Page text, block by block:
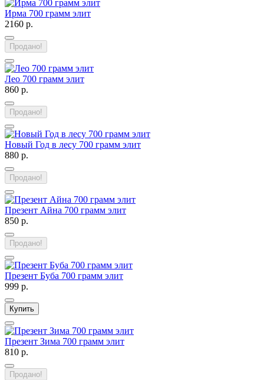
Ирма 700 грамм элит
2160 р.
Продано!
Лео 700 грамм элит
860 р.
Продано!
Новый Год в лесу 700 грамм элит
880 р.
Продано!
Презент Айна 700 грамм элит
850 р.
Продано!
Презент Буба 700 грамм элит
999 р.
Купить
Презент Зима 700 грамм элит
810 р.
Продано!